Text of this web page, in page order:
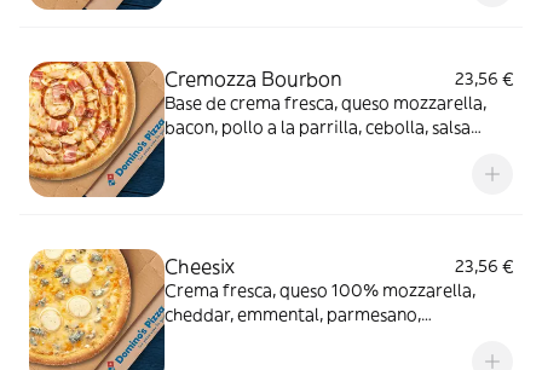
Cremozza Bourbon
23,56 €
Base de crema fresca, queso mozzarella,
bacon, pollo a la parrilla, cebolla, salsa
Cheesix
23,56 €
Crema fresca, queso 100% mozzarella,
cheddar, emmental, parmesano,